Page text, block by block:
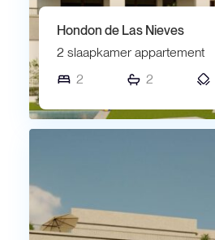
Hondon de Las Nieves
2 slaapkamer appartement
2
2